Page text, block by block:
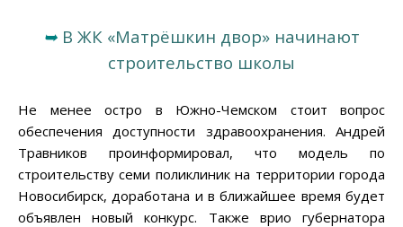
➥ В ЖК «Матрёшкин двор» начинают
строительство школы
Не менее остро в Южно-Чемском стоит вопрос
обеспечения доступности здравоохранения. Андрей
Травников проинформировал, что модель по
строительству семи поликлиник на территории города
Новосибирск, доработана и в ближайшее время будет
объявлен новый конкурс. Также врио губернатора